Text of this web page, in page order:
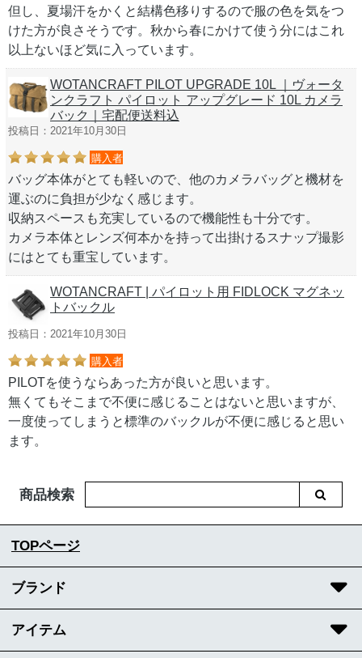
但し、夏場汗をかくと結構色移りするので服の色を気をつ
けた方が良さそうです。秋から春にかけて使う分にはこれ
以上ないほど気に入っています。
WOTANCRAFT PILOT UPGRADE 10L ｜ヴォータ
ンクラフト パイロット アップグレード 10L カメラ
バック｜宅配便送料込
投稿日：2021年10月30日
購入者
バッグ本体がとても軽いので、他のカメラバッグと機材を
運ぶのに負担が少なく感じます。
収納スペースも充実しているので機能性も十分です。
カメラ本体とレンズ何本かを持って出掛けるスナップ撮影
にはとても重宝しています。
WOTANCRAFT | パイロット用 FIDLOCK マグネッ
トバックル
投稿日：2021年10月30日
購入者
PILOTを使うならあった方が良いと思います。
無くてもそこまで不便に感じることはないと思いますが、
一度使ってしまうと標準のバックルが不便に感じると思い
ます。
商品検索
TOPページ
ブランド
アイテム